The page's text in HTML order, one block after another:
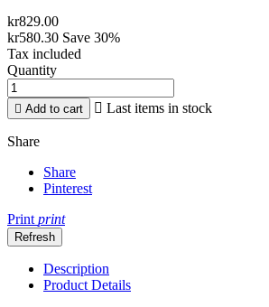
kr829.00
kr580.30 Save 30%
Tax included
Quantity
 Add to cart  Last items in stock
Share
Share
Pinterest
Printprint
Description
Product Details